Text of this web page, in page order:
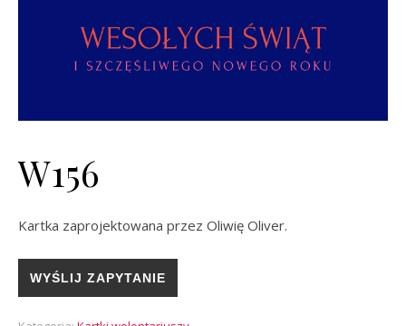
W156
Kartka zaprojektowana przez Oliwię Oliver.
WYŚLIJ ZAPYTANIE